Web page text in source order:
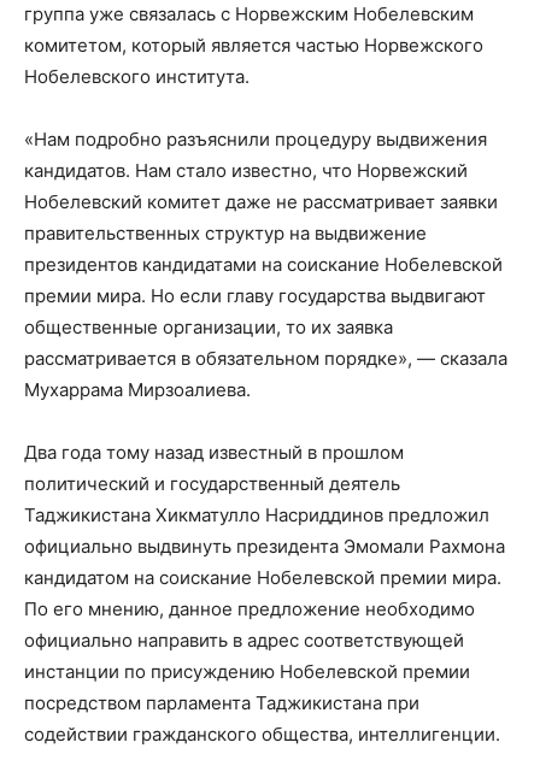
группа уже связалась с Норвежским Нобелевским
комитетом, который является частью Норвежского
Нобелевского института.
​«Нам подробно разъяснили процедуру выдвижения
кандидатов. Нам стало известно, что Норвежский
Нобелевский комитет даже не рассматривает заявки
правительственных структур на выдвижение
президентов кандидатами на соискание Нобелевской
премии мира. Но если главу государства выдвигают
общественные организации, то их заявка
рассматривается в обязательном порядке», — сказала
Мухаррама Мирзоалиева.
Два года тому назад известный в прошлом
политический и государственный деятель
Таджикистана Хикматулло Насриддинов предложил
официально выдвинуть президента Эмомали Рахмона
кандидатом на соискание Нобелевской премии мира.
По его мнению, данное предложение необходимо
официально направить в адрес соответствующей
инстанции по присуждению Нобелевской премии
посредством парламента Таджикистана при
содействии гражданского общества, интеллигенции.